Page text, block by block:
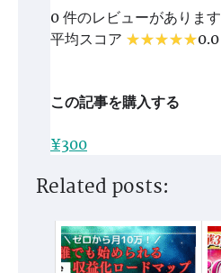
0 件のレビューがあります
平均スコア
0.0
この記事を購入する
¥300
Related posts: